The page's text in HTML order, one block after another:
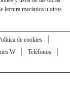
lectura mecánica u otros
de cookies
W
Teléfonos